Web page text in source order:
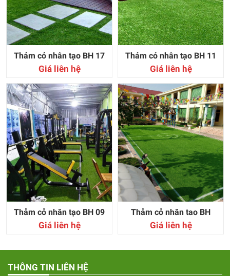
Thảm cỏ nhân tạo BH 17
Giá liên hệ
Thảm cỏ nhân tạo BH 11
Giá liên hệ
Thảm cỏ nhân tạo BH 09
Giá liên hệ
Thảm cỏ nhân tao BH
Giá liên hệ
THÔNG TIN LIÊN HỆ